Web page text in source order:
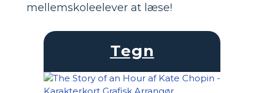
mellemskoleelever at læse!
Tegn